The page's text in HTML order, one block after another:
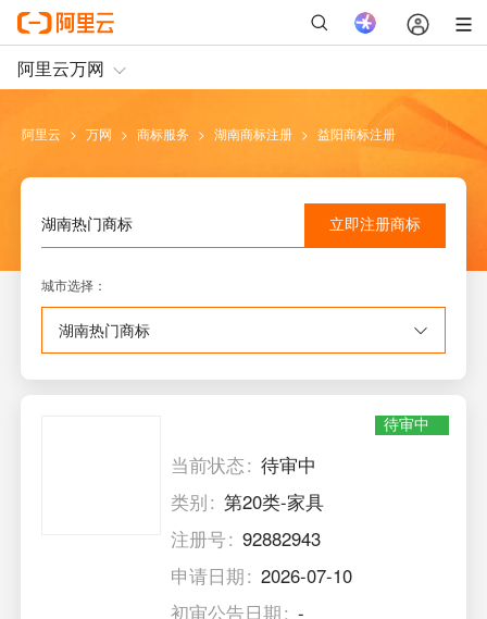
阿里云 > 万网 > 商标服务 > 湖南商标注册 > 益阳商标注册
湖南热门商标 立即注册商标
城市选择 ：
湖南热门商标
待审中
当前状态
待审中
类别
第20类-家具
注册号
92882943
申请日期
2026-07-10
初审公告日期
-